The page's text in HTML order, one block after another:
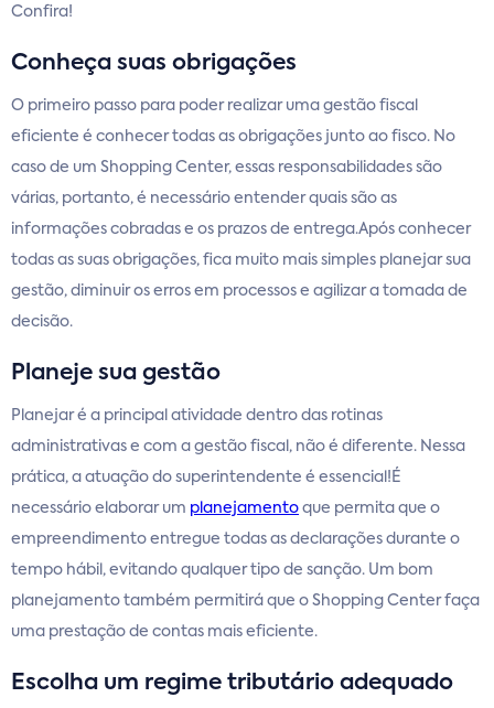
Confira!
Conheça suas obrigações
O primeiro passo para poder realizar uma gestão fiscal
eficiente é conhecer todas as obrigações junto ao fisco. No
caso de um Shopping Center, essas responsabilidades são
várias, portanto, é necessário entender quais são as
informações cobradas e os prazos de entrega.Após conhecer
todas as suas obrigações, fica muito mais simples planejar sua
gestão, diminuir os erros em processos e agilizar a tomada de
decisão.
Planeje sua gestão
Planejar é a principal atividade dentro das rotinas
administrativas e com a gestão fiscal, não é diferente. Nessa
prática, a atuação do superintendente é essencial!É
necessário elaborar um planejamento que permita que o
empreendimento entregue todas as declarações durante o
tempo hábil, evitando qualquer tipo de sanção. Um bom
planejamento também permitirá que o Shopping Center faça
uma prestação de contas mais eficiente.
Escolha um regime tributário adequado